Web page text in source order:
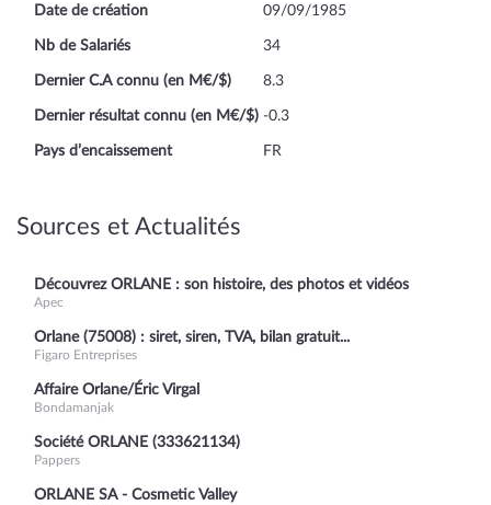
Date de création 09/09/1985
Nb de Salariés 34
Dernier C.A connu (en M€/$) 8.3
Dernier résultat connu (en M€/$) -0.3
Pays d’encaissement FR
Sources et Actualités
Découvrez ORLANE : son histoire, des photos et vidéos
Apec
Orlane (75008) : siret, siren, TVA, bilan gratuit...
Figaro Entreprises
Affaire Orlane/Éric Virgal
Bondamanjak
Société ORLANE (333621134)
Pappers
ORLANE SA - Cosmetic Valley